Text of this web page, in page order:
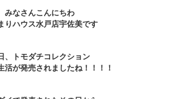
みなさんこんにちわ
りハウス水戸店宇佐美です
、トモダチコレクション
活が発売されましたね！！！！